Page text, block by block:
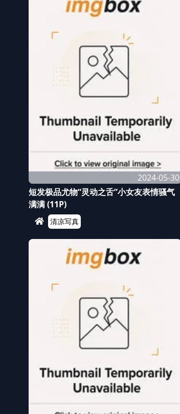
2024-05-30
短发极品尤物“灵动之舌”小女友表情骚气
满满 (11P)
清凉写真